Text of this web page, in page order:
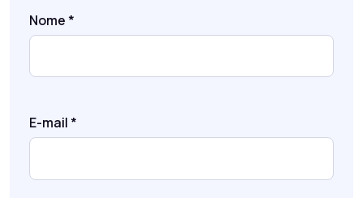
Nome *
E-mail *